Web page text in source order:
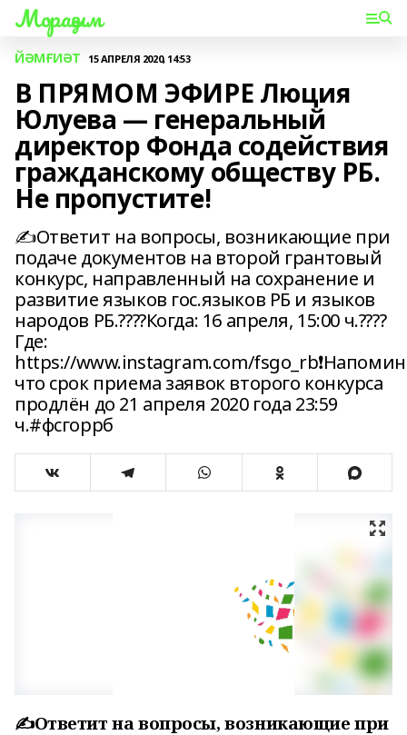
Мораҙым
ЙӘМҒИӘТ 15 АПРЕЛЯ 2020, 14:53
В ПРЯМОМ ЭФИРЕ Люция
Юлуева — генеральный
директор Фонда содействия
гражданскому обществу РБ.
Не пропустите!
✍Ответит на вопросы, возникающие при
подаче документов на второй грантовый
конкурс, направленный на сохранение и
развитие языков гос.языков РБ и языков
народов РБ.????Когда: 16 апреля, 15:00 ч.????
Где:
https://www.instagram.com/
что срок приема заявок второго конкурса
продлён до 21 апреля 2020 года 23:59
ч.#фсгоррб
✍Ответит на вопросы, возникающие при